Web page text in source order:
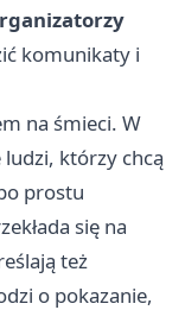
komunikaty i
na śmieci. W
którzy chcą
prostu
się na
też
o pokazanie,